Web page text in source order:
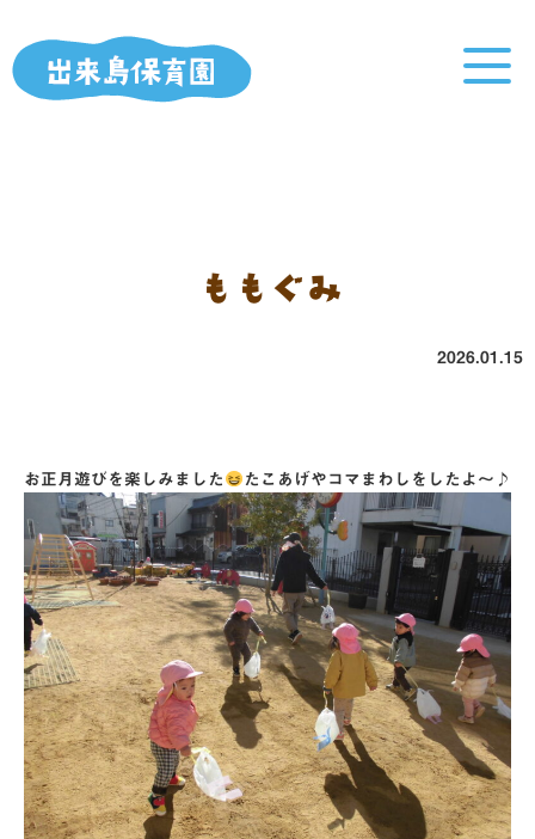
ももぐみ
2026.01.15
お正月遊びを楽しみました たこあげやコマまわしをしたよ～♪